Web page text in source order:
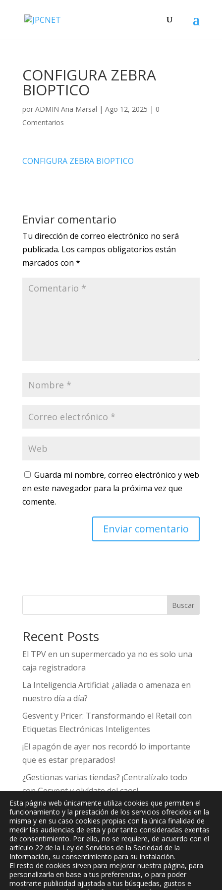
CONFIGURA ZEBRA
BIOPTICO
por ADMIN Ana Marsal | Ago 12, 2025 | 0
Comentarios
CONFIGURA ZEBRA BIOPTICO
Enviar comentario
Tu dirección de correo electrónico no será
publicada. Los campos obligatorios están
marcados con *
Guarda mi nombre, correo electrónico y web
en este navegador para la próxima vez que
comente.
Buscar
Recent Posts
El TPV en un supermercado ya no es solo una
caja registradora
La Inteligencia Artificial: ¿aliada o amenaza en
nuestro día a día?
Gesvent y Pricer: Transformando el Retail con
Etiquetas Electrónicas Inteligentes
¡El apagón de ayer nos recordó lo importante
que es estar preparados!
¿Gestionas varias tiendas? ¡Centralízalo todo
con Gesvent y olvídate del caos!
JPCInformática y Comunicaciones, S.L.
Esta página web únicamente utiliza cookies que permiten el
funcionamiento y la prestación de los servicios ofrecidos en la
misma y en su caso cookies propias con la única finalidad de
medir las audiencias de esta y por tanto consideradas exentas
de consentimiento. Por ello, no se requiere, de acuerdo con el
artículo 22 de la Ley de Servicios de la Sociedad de la
Información, su consentimiento para su instalación.
El resto de cookies sirven para mejorar nuestra página, para
personalizarla en base a tus preferencias, o para poder
mostrarte publicidad ajustada a tus búsquedas, gustos e